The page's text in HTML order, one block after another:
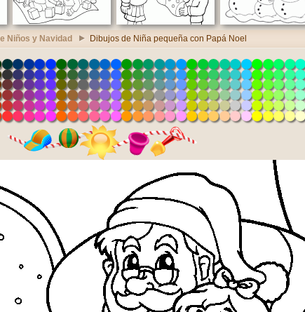
Niños y Navidad Dibujos de Niña pequeña con Papá Noel